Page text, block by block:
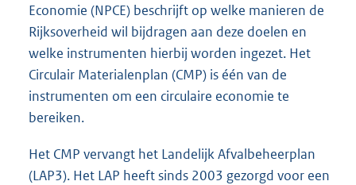
Economie (NPCE) beschrijft op welke manieren de
Rijksoverheid wil bijdragen aan deze doelen en
welke instrumenten hierbij worden ingezet. Het
Circulair Materialenplan (CMP) is één van de
instrumenten om een circulaire economie te
bereiken.
Het CMP vervangt het Landelijk Afvalbeheerplan
(LAP3). Het LAP heeft sinds 2003 gezorgd voor een